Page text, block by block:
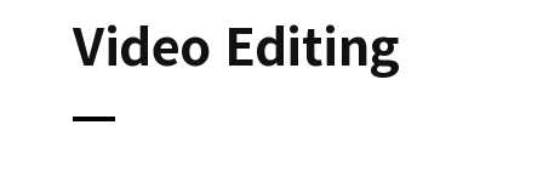
Video Editing